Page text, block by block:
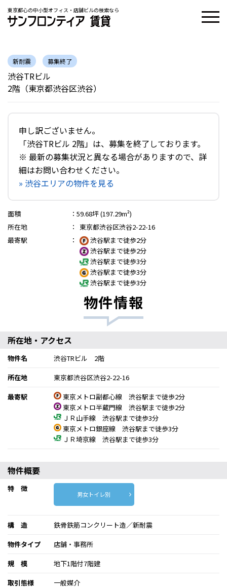
東京都心の中小型オフィス・店舗ビルの検索なら
新耐震 募集終了
渋谷TRビル
2階（東京都渋谷区渋谷）
申し訳ございません。
「渋谷TRビル 2階」は、募集を終了しております。
※ 最新の募集状況と異なる場合がありますので、詳
細はお問い合わせください。
» 渋谷エリアの物件を見る
面積 ： 59.68坪 (197.29m²)
所在地
：
東京都渋谷区渋谷2-22-16
最寄駅
：
渋谷駅まで徒歩2分
渋谷駅まで徒歩2分
渋谷駅まで徒歩3分
渋谷駅まで徒歩3分
渋谷駅まで徒歩3分
物件情報
所在地・アクセス
物件名
渋谷TRビル 2階
所在地
東京都渋谷区渋谷2-22-16
最寄駅
東京メトロ副都心線 渋谷駅まで徒歩2分
東京メトロ半蔵門線 渋谷駅まで徒歩2分
ＪＲ山手線 渋谷駅まで徒歩3分
東京メトロ銀座線 渋谷駅まで徒歩3分
ＪＲ埼京線 渋谷駅まで徒歩3分
物件概要
特 徴
男女トイレ別
構 造
鉄骨鉄筋コンクリート造／新耐震
物件タイプ
店舗・事務所
規 模
地下1階付7階建
取引態様
一般媒介